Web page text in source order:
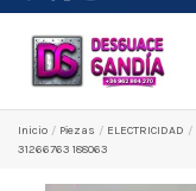
Inicio Pіezas ELECTRICIDAD
31266763 188063